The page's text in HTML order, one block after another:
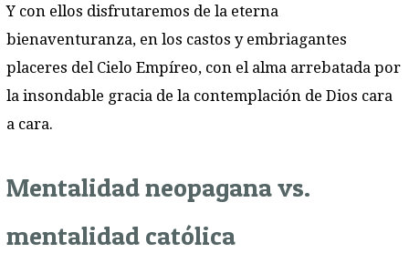
Y con ellos disfrutaremos de la eterna
bienaventuranza, en los castos y embriagantes
placeres del Cielo Empíreo, con el alma arrebatada por
la insondable gracia de la contemplación de Dios cara
a cara.
Mentalidad neopagana vs.
mentalidad católica